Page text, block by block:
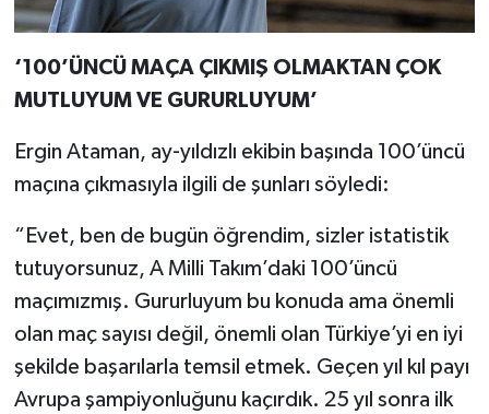
‘100’ÜNCÜ MAÇA ÇIKMIŞ OLMAKTAN ÇOK
MUTLUYUM VE GURURLUYUM’
Ergin Ataman, ay-yıldızlı ekibin başında 100’üncü
maçına çıkmasıyla ilgili de şunları söyledi:
“Evet, ben de bugün öğrendim, sizler istatistik
tutuyorsunuz, A Milli Takım’daki 100’üncü
maçımızmış. Gururluyum bu konuda ama önemli
olan maç sayısı değil, önemli olan Türkiye’yi en iyi
şekilde başarılarla temsil etmek. Geçen yıl kıl payı
Avrupa şampiyonluğunu kaçırdık. 25 yıl sonra ilk